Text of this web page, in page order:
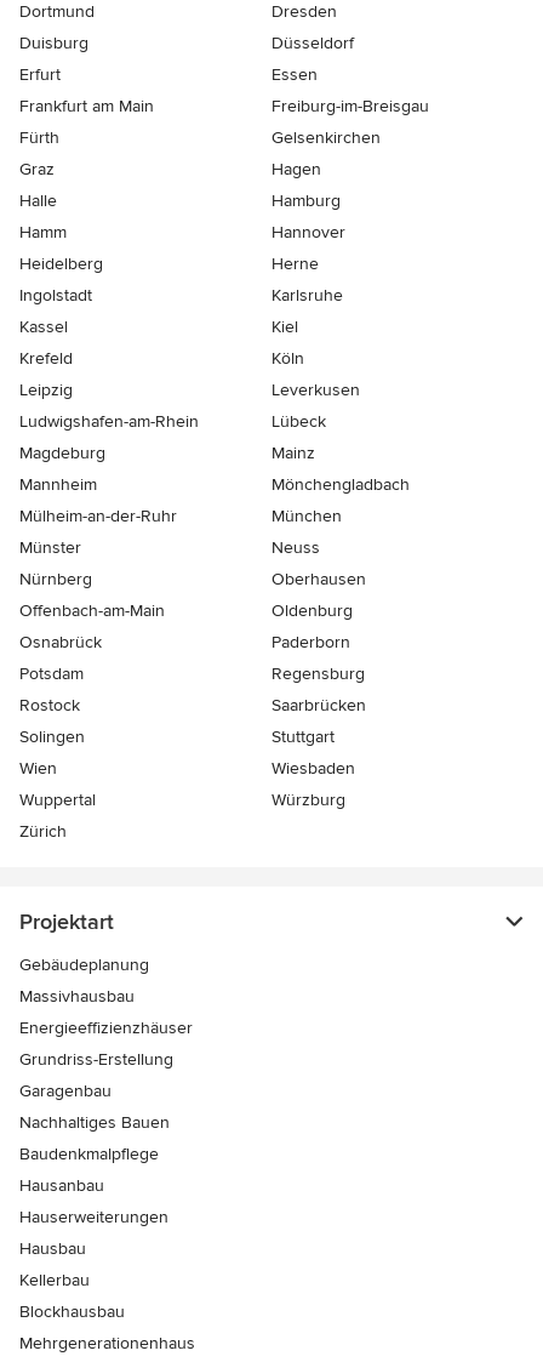
Dortmund
Dresden
Duisburg
Düsseldorf
Erfurt
Essen
Frankfurt am Main
Freiburg-im-Breisgau
Fürth
Gelsenkirchen
Graz
Hagen
Halle
Hamburg
Hamm
Hannover
Heidelberg
Herne
Ingolstadt
Karlsruhe
Kassel
Kiel
Krefeld
Köln
Leipzig
Leverkusen
Ludwigshafen-am-Rhein
Lübeck
Magdeburg
Mainz
Mannheim
Mönchen­gladbach
Mülheim-an-der-Ruhr
München
Münster
Neuss
Nürnberg
Oberhausen
Offenbach-am-Main
Oldenburg
Osnabrück
Paderborn
Potsdam
Regensburg
Rostock
Saarbrücken
Solingen
Stuttgart
Wien
Wiesbaden
Wuppertal
Würzburg
Zürich
Projektart
Gebäudeplanung
Massivhausbau
Energieeffizienzhäuser
Grundriss-Erstellung
Garagenbau
Nachhaltiges Bauen
Baudenkmalpflege
Hausanbau
Hauserweiterungen
Hausbau
Kellerbau
Blockhausbau
Mehrgenerationenhaus